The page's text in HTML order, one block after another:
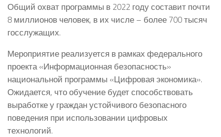
Общий охват программы в 2022 году составит почти
8 миллионов человек, в их числе – более 700 тысяч
госслужащих.
Мероприятие реализуется в рамках федерального
проекта «Информационная безопасность»
национальной программы «Цифровая экономика».
Ожидается, что обучение будет способствовать
выработке у граждан устойчивого безопасного
поведения при использовании цифровых
технологий.